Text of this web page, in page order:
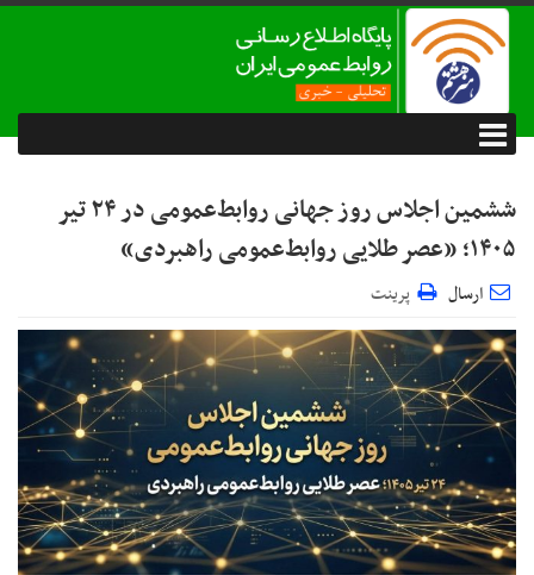
ششمین اجلاس روز جهانی روابط‌عمومی در ۲۴ تیر
۱۴۰۵؛ «عصر طلایی روابط‌عمومی راهبردی»
ارسال پرینت